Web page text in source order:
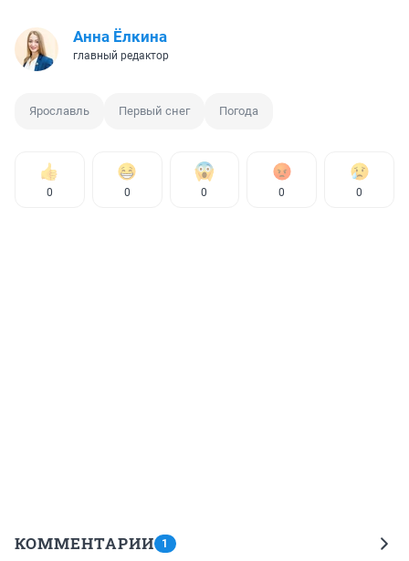
Анна Ёлкина
главный редактор
Ярославль Первый снег Погода
0 0 0 0 0
КОММЕНТАРИИ 1